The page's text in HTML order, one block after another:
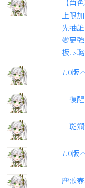
【角
上限
先抽
變更
板! ▹
7.0版
「復
「斑
7.0版
塵歌